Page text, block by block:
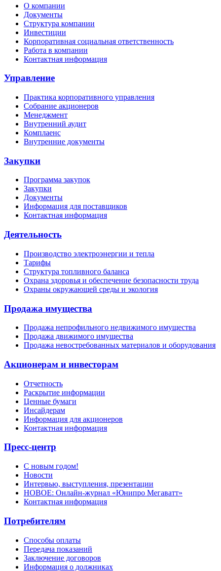
О компании
Документы
Структура компании
Инвестиции
Корпоративная социальная ответственность
Работа в компании
Контактная информация
Управление
Практика корпоративного управления
Собрание акционеров
Менеджмент
Внутренний аудит
Комплаенс
Внутренние документы
Закупки
Программа закупок
Закупки
Документы
Информация для поставщиков
Контактная информация
Деятельность
Производство электроэнергии и тепла
Тарифы
Структура топливного баланса
Охрана здоровья и обеспечение безопасности труда
Охраны окружающей среды и экология
Продажа имущества
Продажа непрофильного недвижимого имущества
Продажа движимого имущества
Продажа невостребованных материалов и оборудования
Акционерам и инвесторам
Отчетность
Раскрытие информации
Ценные бумаги
Инсайдерам
Информация для акционеров
Контактная информация
Пресс-центр
С новым годом!
Новости
Интервью, выступления, презентации
НОВОЕ: Онлайн-журнал «Юнипро Мегаватт»
Контактная информация
Потребителям
Способы оплаты
Передача показаний
Заключение договоров
Информация о должниках